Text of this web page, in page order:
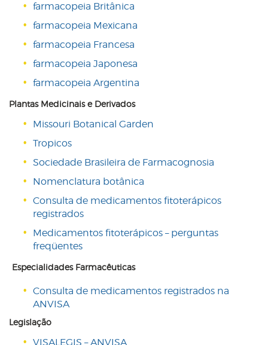
farmacopeia Britânica
farmacopeia Mexicana
farmacopeia Francesa
farmacopeia Japonesa
farmacopeia Argentina
Plantas Medicinais e Derivados
Missouri Botanical Garden
Tropicos
Sociedade Brasileira de Farmacognosia
Nomenclatura botânica
Consulta de medicamentos fitoterápicos
registrados
Medicamentos fitoterápicos – perguntas
freqüentes
Especialidades Farmacêuticas
Consulta de medicamentos registrados na
ANVISA
Legislação
VISALEGIS – ANVISA